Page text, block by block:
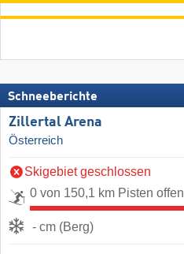
Schneeberichte
Zillertal Arena
Österreich
Skigebiet geschlossen
0 von 150,1 km Pisten offen
- cm (Berg)